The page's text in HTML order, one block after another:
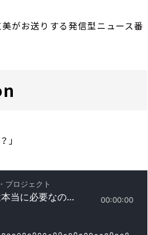
美がお送りする発信型ニュース番
」